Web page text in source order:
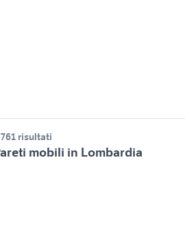
risultati
mobili in Lombardia